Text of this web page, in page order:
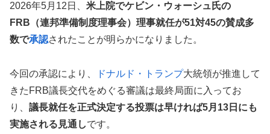
2026年5月12日、 米上院でケビン・ウォーシュ氏の
FRB（連邦準備制度理事会）理事就任が51対45の賛成多
数で承認されたことが明らかになりました。
今回の承認により、 ドナルド・トランプ大統領が推進して
きたFRB議長交代をめぐる審議は最終局面に入ってお
り、 議長就任を正式決定する投票は早ければ5月13日にも
実施される見通しです。